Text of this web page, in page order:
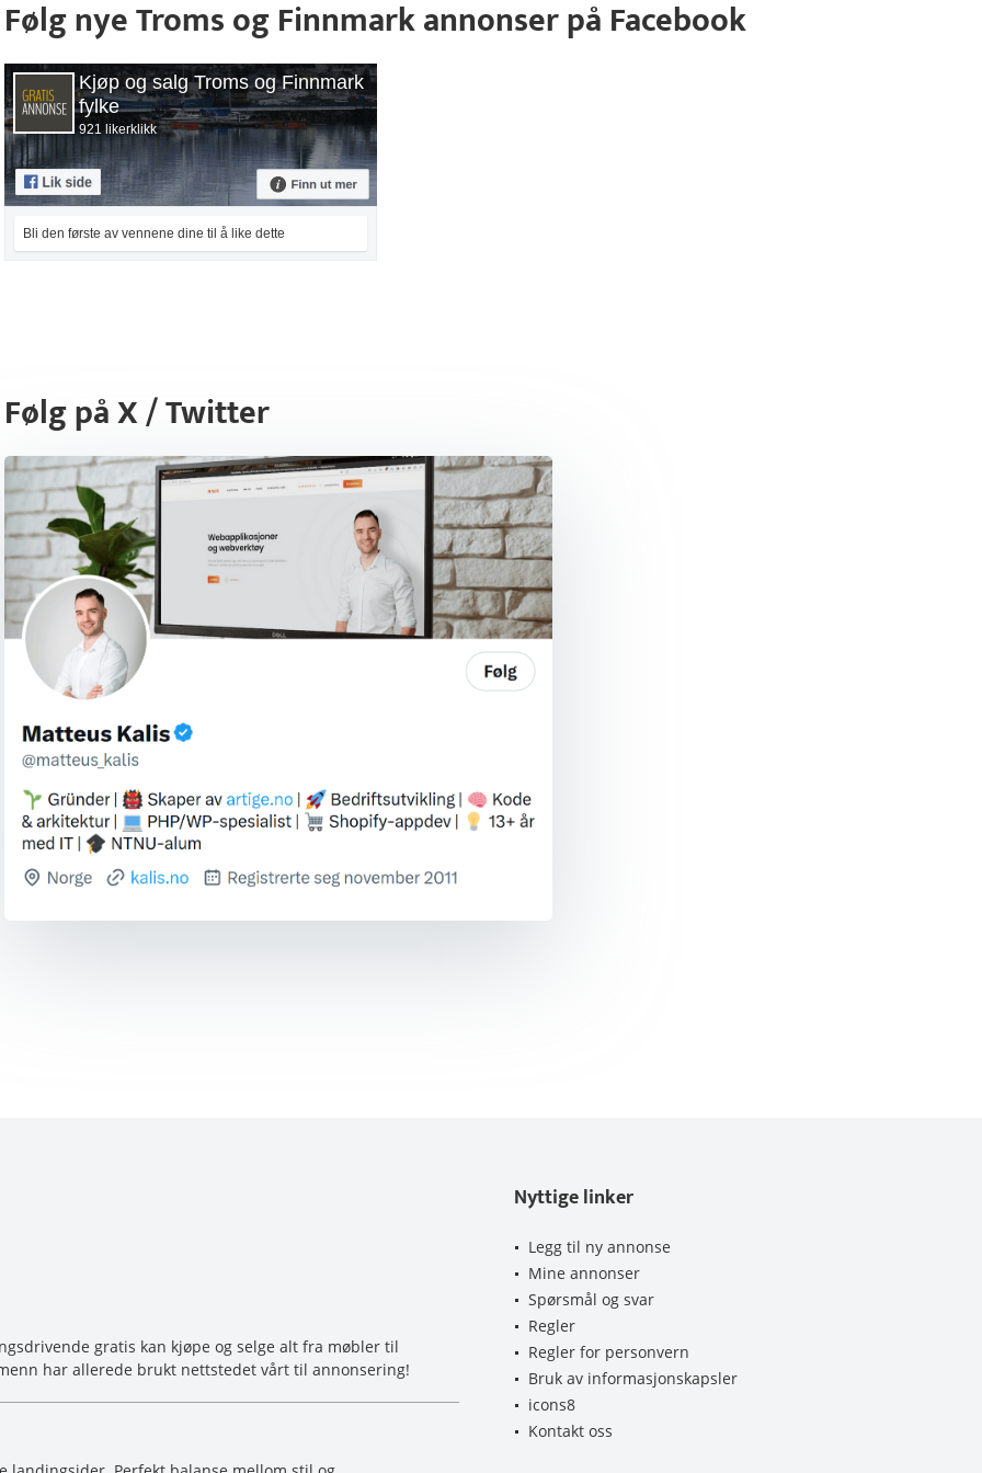
Følg nye Troms og Finnmark annonser på Facebook
Kjøp og salg Troms og Finnmark
fylke
921 likerklikk
Bli den første av vennene dine til å like dette
Følg på X / Twitter
gratis kan kjøpe og selge alt fra møbler til
har allerede brukt nettstedet vårt til annonsering!
Nyttige linker
Legg til ny annonse
Mine annonser
Spørsmål og svar
Regler
Regler for personvern
Bruk av informasjonskapsler
icons8
Kontakt oss